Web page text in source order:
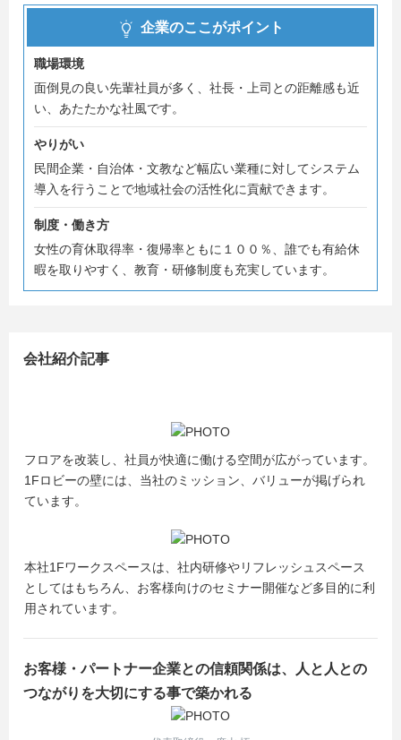
企業のここがポイント
職場環境
面倒見の良い先輩社員が多く、社長・上司との距離感も近
い、あたたかな社風です。
やりがい
民間企業・自治体・文教など幅広い業種に対してシステム
導入を行うことで地域社会の活性化に貢献できます。
制度・働き方
女性の育休取得率・復帰率ともに１００％、誰でも有給休
暇を取りやすく、教育・研修制度も充実しています。
会社紹介記事
フロアを改装し、社員が快適に働ける空間が広がっています。
1Fロビーの壁には、当社のミッション、バリューが掲げられ
ています。
本社1Fワークスペースは、社内研修やリフレッシュスペース
としてはもちろん、お客様向けのセミナー開催など多目的に利
用されています。
お客様・パートナー企業との信頼関係は、人と人との
つながりを大切にする事で築かれる